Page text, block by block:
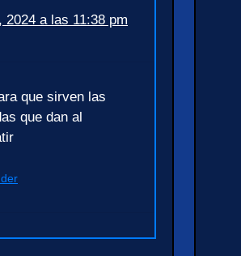
2024 a las 11:38 pm
que sirven las
que dan al